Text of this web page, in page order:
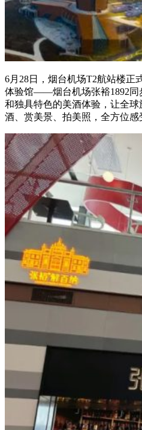
6月28日，烟台机场T2航站楼正
体验馆——烟台机场张裕1892同
和独具特色的美酒体验，让全
酒、赏美景、拍美照，全方位感